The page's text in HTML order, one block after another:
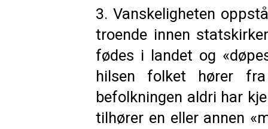
3. Vanskeligheten
troende innen
fødes i landet og
hilsen folket hører
befolkningen aldri har
tilhører en eller annen